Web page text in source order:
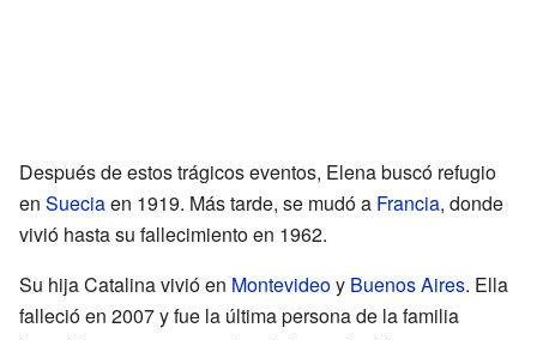
Después de estos trágicos eventos, Elena buscó refugio
en Sueciaen 1919. Más tarde, se mudó a Francia, donde
vivió hasta su fallecimiento en 1962.
Su hija Catalina vivió en Montevideoy Buenos Aires. Ella
falleció en 2007 y fue la última persona de la familia